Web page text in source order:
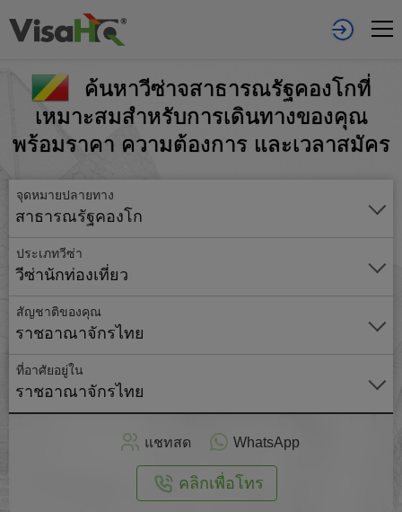
ค้นหาวีซ่าจสาธารณรัฐคองโกที่
เหมาะสมสำหรับการเดินทางของคุณ
พร้อมราคา ความต้องการ และเวลาสมัคร
จุดหมายปลายทาง
สาธารณรัฐคองโก
ประเภทวีซ่า
วีซ่านักท่องเที่ยว
สัญชาติของคุณ
ราชอาณาจักรไทย
ที่อาศัยอยู่ใน
ราชอาณาจักรไทย
แชทสด WhatsApp
คลิกเพื่อโทร